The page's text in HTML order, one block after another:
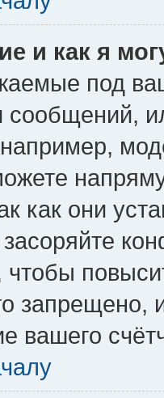
и как я
под
сообщений,
как они
чтобы
запрещено,
вашего